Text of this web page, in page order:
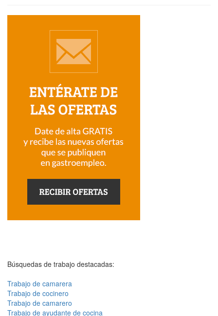
Búsquedas de trabajo destacadas:
Trabajo de camarera
Trabajo de cocinero
Trabajo de camarero
Trabajo de ayudante de cocina